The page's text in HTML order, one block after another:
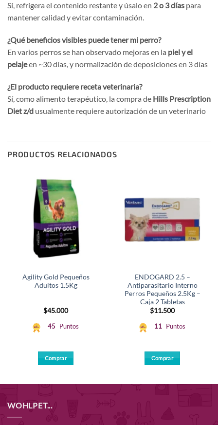
Sí, refrigera el contenido restante y úsalo en 2 o 3 días para
mantener calidad y evitar contaminación.
¿Qué beneficios visibles puede tener mi perro?
En varios perros se han observado mejoras en la piel y el
pelajeen ~30 días, y normalización de deposiciones en 3 días
¿El producto requiere receta veterinaria?
Sí, como alimento terapéutico, la compra de Hills Prescription
Diet z/d usualmente requiere autorización de un veterinario
PRODUCTOS RELACIONADOS
Agility Gold Pequeños
Adultos 1.5Kg
$45.000
45 Puntos
Comprar
ENDOGARD 2.5 –
Antiparasitario Interno
Perros Pequeños 2.5Kg –
Caja 2 Tabletas
$11.500
11 Puntos
Comprar
WOHLPET...